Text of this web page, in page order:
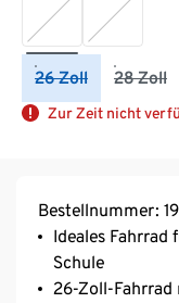
26 Zoll 28 Zoll
Zur Zeit nicht
Bestellnummer:
Ideales Fahrrad
Schule
26-Zoll-